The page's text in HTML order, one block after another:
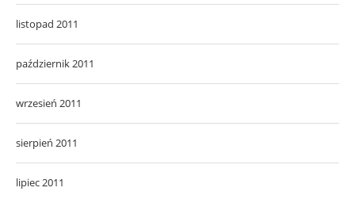
listopad 2011
październik 2011
wrzesień 2011
sierpień 2011
lipiec 2011